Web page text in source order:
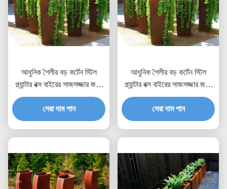
আধুনিক শৈলীর বড় কর্টেন স্টিল
প্ল্যান্টার বক্স বাইরের সাজসজ্জার জন্য
80 সেমি উচ্চতা
সেরা দাম পান
আধুনিক শৈলীর বড় কর্টেন স্টিল
প্ল্যান্টার বক্স বাইরের সাজসজ্জার জন্য
80 সেমি উচ্চতা
সেরা দাম পান